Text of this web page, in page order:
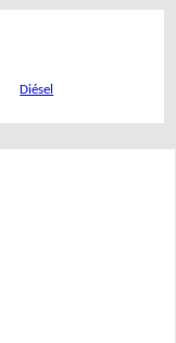
Diésel